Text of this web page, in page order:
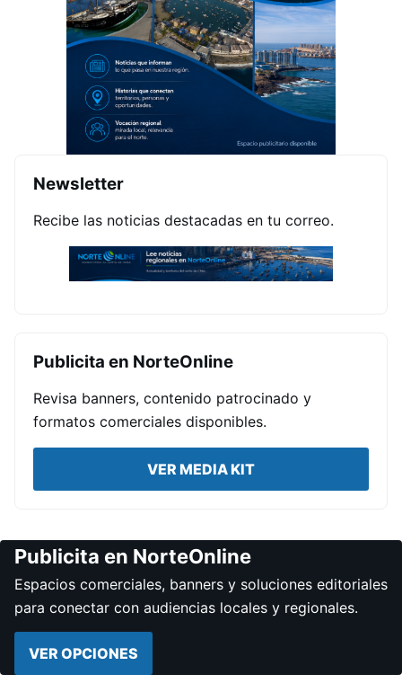
Newsletter
Recibe las noticias destacadas en tu correo.
Publicita en NorteOnline
Revisa banners, contenido patrocinado y
formatos comerciales disponibles.
VER MEDIA KIT
Publicita en NorteOnline
Espacios comerciales, banners y soluciones editoriales
para conectar con audiencias locales y regionales.
VER OPCIONES